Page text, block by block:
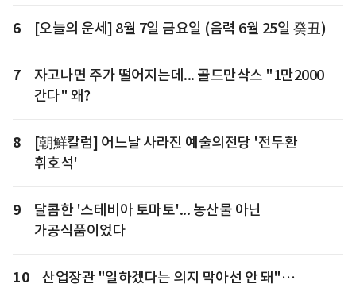
6 [오늘의 운세] 8월 7일 금요일 (음력 6월 25일 癸丑)
7
자고나면 주가 떨어지는데... 골드만삭스 "1만2000
간다" 왜?
8
[朝鮮칼럼] 어느날 사라진 예술의전당 '전두환
휘호석'
9
달콤한 '스테비아 토마토'... 농산물 아닌
가공식품이었다
10
산업장관 "일하겠다는 의지 막아선 안 돼"…